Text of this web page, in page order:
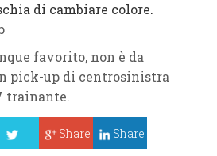
di cambiare colore.
favorito, non è da
pick-up di centrosinistra
trainante.
Share Share